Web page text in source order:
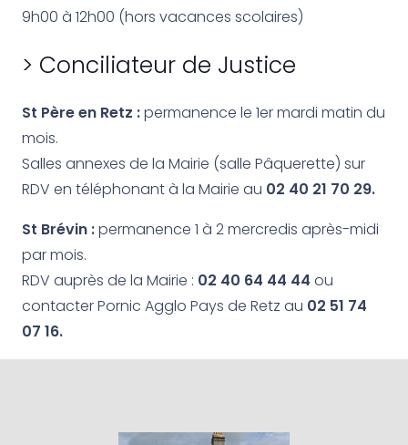
9h00 à 12h00 (hors vacances scolaires)
> Conciliateur de Justice
St Père en Retz :permanence le 1er mardi matin du
mois.
Salles annexes de la Mairie (salle Pâquerette) sur
RDV en téléphonant à la Mairie au 02 40 21 70 29.
St Brévin :permanence 1 à 2 mercredis après-midi
par mois.
RDV auprès de la Mairie : 02 40 64 44 44 ou
contacter Pornic Agglo Pays de Retz au 02 51 74
07 16.